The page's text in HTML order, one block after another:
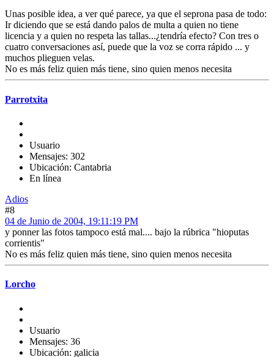
Unas posible idea, a ver qué parece, ya que el seprona pasa de todo:
Ir diciendo que se está dando palos de multa a quien no tiene
licencia y a quien no respeta las tallas...¿tendría efecto? Con tres o
cuatro conversaciones así, puede que la voz se corra rápido ... y
muchos plieguen velas.
No es más feliz quien más tiene, sino quien menos necesita
Parrotxita
Usuario
Mensajes: 302
Ubicación: Cantabria
En línea
Adios
#8
04 de Junio de 2004, 19:11:19 PM
y ponner las fotos tampoco está mal.... bajo la rúbrica "hioputas
corrientis"
No es más feliz quien más tiene, sino quien menos necesita
Lorcho
Usuario
Mensajes: 36
Ubicación: galicia